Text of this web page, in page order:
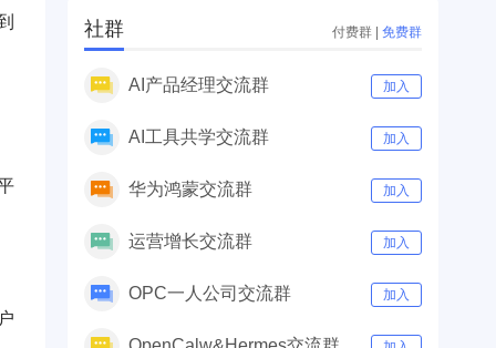
社群 付费群 | 免费群
AI产品经理交流群 加入
AI工具共学交流群 加入
华为鸿蒙交流群 加入
运营增长交流群 加入
OPC一人公司交流群 加入